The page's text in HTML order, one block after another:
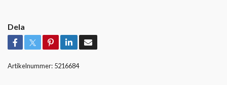
Dela
Artikelnummer: 5216684